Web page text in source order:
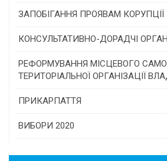
Конкурс інститутів громадянського
Програми/конкурси МТД
ЗАПОБІГАННЯ ПРОЯВАМ КОРУПЦІЇ
КОНСУЛЬТАТИВНО-ДОРАДЧІ
Консультативна рада
РЕФОРМУВАННЯ МІСЦЕВОГО
ТЕРИТОРІАЛЬНОЇ ОРГАНІЗАЦІЇ
ПРИКАРПАТТЯ
Історична довідка
ВИБОРИ 2020